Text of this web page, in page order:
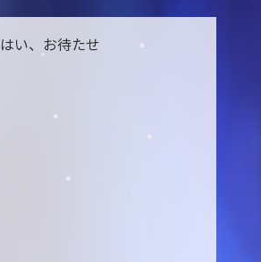
はい、お待たせ